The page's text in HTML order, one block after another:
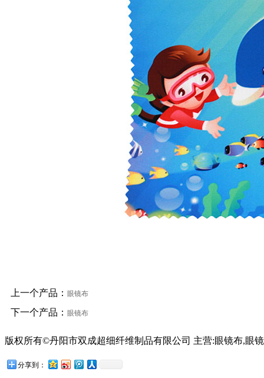
上一个产品： 眼镜布
下一个产品： 眼镜布
版权所有©丹阳市双成超细纤维制品有限公司 主营:眼镜布,眼
分享到：